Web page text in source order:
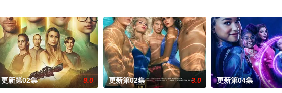
更新第02集 9.0 更新第02集 3.0 更新第04集